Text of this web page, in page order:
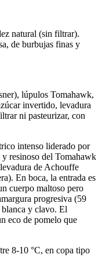
natural (sin filtrar).
de burbujas finas y
lúpulos Tomahawk,
invertido, levadura
ni pasteurizar, con
intenso liderado por
resinoso del Tomahawk
de Achouffe
En boca, la entrada es
cuerpo maltoso pero
progresiva (59
y clavo. El
eco de pomelo que
8-10 °C, en copa tipo